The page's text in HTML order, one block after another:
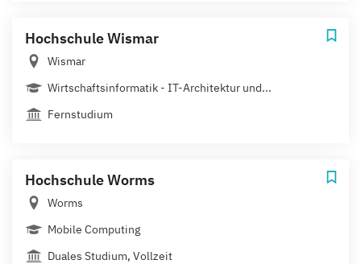
Hochschule Wismar
Wismar
Wirtschaftsinformatik - IT-Architektur und...
Fernstudium
Hochschule Worms
Worms
Mobile Computing
Duales Studium, Vollzeit